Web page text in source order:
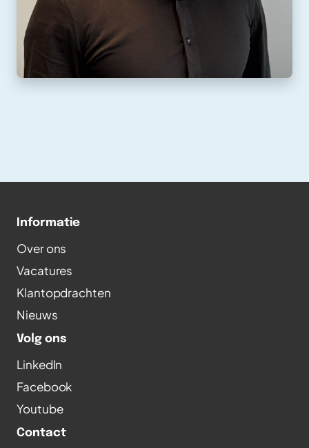
Informatie
Over ons
Vacatures
Klantopdrachten
Nieuws
Volg ons
LinkedIn
Facebook
Youtube
Contact